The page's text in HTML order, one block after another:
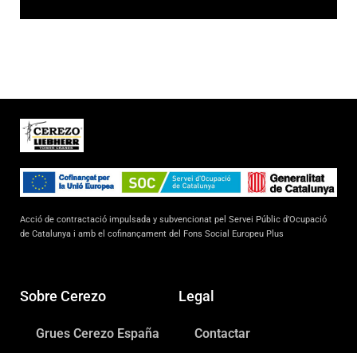
Acció de contractació impulsada y subvencionat pel Servei Públic d’Ocupació
de Catalunya i amb el cofinançament del Fons Social Europeu Plus
Sobre Cerezo
Grues Cerezo España
Legal
Contactar